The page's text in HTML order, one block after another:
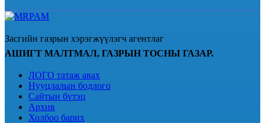
Засгийн газрын хэрэгжүүлэгч агентлаг
АШИГТ МАЛТМАЛ, ГАЗРЫН ТОСНЫ ГАЗАР.
ЛОГО татаж авах
Нууцлалын бодлого
Сайтын бүтэц
Архив
Холбоо барих